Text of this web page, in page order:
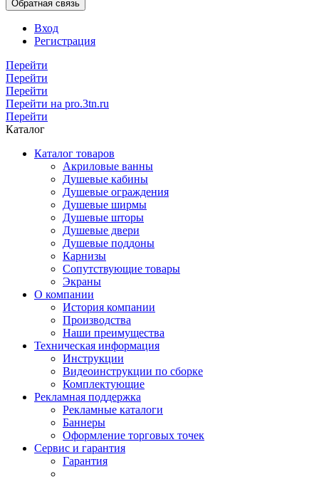
Обратная связь
Вход
Регистрация
Перейти
Перейти
Перейти
Перейти на pro.3tn.ru
Перейти
Каталог
Каталог товаров
Акриловые ванны
Душевые кабины
Душевые ограждения
Душевые ширмы
Душевые шторы
Душевые двери
Душевые поддоны
Карнизы
Сопутствующие товары
Экраны
О компании
История компании
Производства
Наши преимущества
Техническая информация
Инструкции
Видеоинструкции по сборке
Комплектующие
Рекламная поддержка
Рекламные каталоги
Баннеры
Оформление торговых точек
Сервис и гарантия
Гарантия